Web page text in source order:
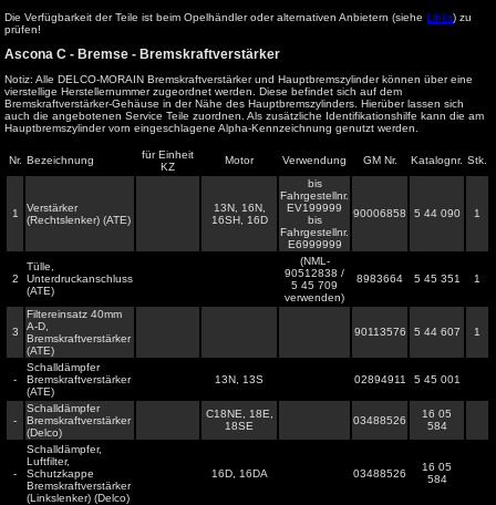
Die Verfügbarkeit der Teile ist beim Opelhändler oder alternativen Anbietern (sieheLinks) zu
prüfen!
Ascona C - Bremse - Bremskraftverstärker
Notiz: Alle DELCO-MORAIN Bremskraftverstärker und Hauptbremszylinder können über eine
vierstellige Herstellernummer zugeordnet werden. Diese befindet sich auf dem
Bremskraftverstärker-Gehäuse in der Nähe des Hauptbremszylinders. Hierüber lassen sich
auch die angebotenen Service Teile zuordnen. Als zusätzliche Identifikationshilfe kann die am
Hauptbremszylinder vorn eingeschlagene Alpha-Kennzeichnung genutzt werden.
Nr. Bezeichnung
für Einheit
KZ
Motor Verwendung GM Nr. Katalognr. Stk.
1
Verstärker
(Rechtslenker) (ATE)
13N, 16N,
16SH, 16D
bis
Fahrgestellnr.
EV199999
bis
Fahrgestellnr.
E6999999
90006858 5 44 090 1
2
Tülle,
Unterdruckanschluss
(ATE)
(NML-
90512838 /
5 45 709
verwenden)
8983664 5 45 351 1
3
Filtereinsatz 40mm
A-D,
Bremskraftverstärker
(ATE)
90113576 5 44 607 1
-
Schalldämpfer
Bremskraftverstärker
(ATE)
13N, 13S 02894911 5 45 001
-
Schalldämpfer
Bremskraftverstärker
(Delco)
C18NE, 18E,
18SE
03488526
16 05
584
-
Schalldämpfer,
Luftfilter,
Schutzkappe
Bremskraftverstärker
(Linkslenker) (Delco)
16D, 16DA 03488526
16 05
584